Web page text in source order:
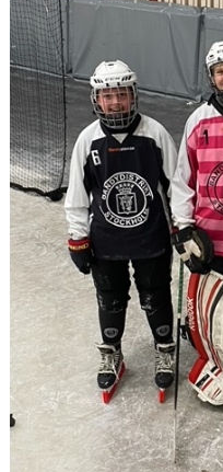
MEDLEM
NYTT ISCENTRUM